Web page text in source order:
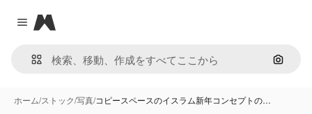
Close menu
Magnific
画像で
ホーム/ストック/写真/コピースペースのイスラム新年コンセプトの…